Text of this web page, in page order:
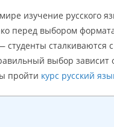
изучение русского
перед выбором
студенты
выбор
пройти курс русский